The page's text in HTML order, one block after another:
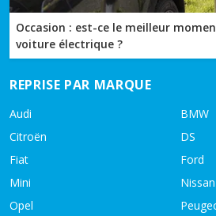
Occasion : est-ce le meilleur
voiture électrique ?
REPRISE PAR MARQUE
Audi
BMW
Citroën
DS
Fiat
Ford
Mini
Nissan
Opel